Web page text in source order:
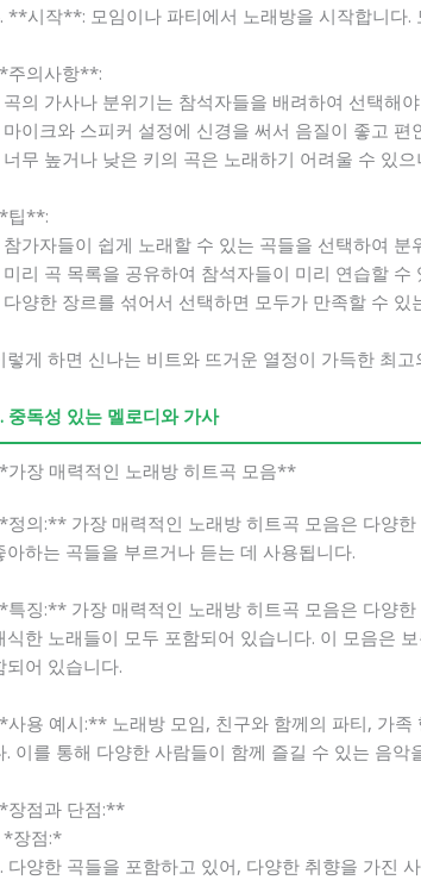
**시작**: 모임이나 파티에서 노래방을 시작합니다.
주의사항**:
곡의 가사나 분위기는 참석자들을 배려하여 선택해
마이크와 스피커 설정에 신경을 써서 음질이 좋고 편
너무 높거나 낮은 키의 곡은 노래하기 어려울 수 있
팁**:
참가자들이 쉽게 노래할 수 있는 곡들을 선택하여 분
미리 곡 목록을 공유하여 참석자들이 미리 연습할 수
다양한 장르를 섞어서 선택하면 모두가 만족할 수
렇게 하면 신나는 비트와 뜨거운 열정이 가득한 최
중독성 있는 멜로디와 가사
장 매력적인 노래방 히트곡 모음**
의:** 가장 매력적인 노래방 히트곡 모음은 다양
아하는 곡들을 부르거나 듣는 데 사용됩니다.
징:** 가장 매력적인 노래방 히트곡 모음은 다양
식한 노래들이 모두 포함되어 있습니다. 이 모음은
되어 있습니다.
용 예시:** 노래방 모임, 친구와 함께의 파티, 가족
. 이를 통해 다양한 사람들이 함께 즐길 수 있는 음
장점과 단점:**
*장점:*
다양한 곡들을 포함하고 있어, 다양한 취향을 가진